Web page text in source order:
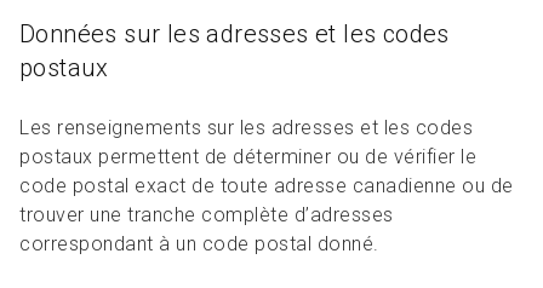
Données sur les adresses et les codes
postaux
Les renseignements sur les adresses et les codes
postaux permettent de déterminer ou de vérifier le
code postal exact de toute adresse canadienne ou de
trouver une tranche complète d’adresses
correspondant à un code postal donné.